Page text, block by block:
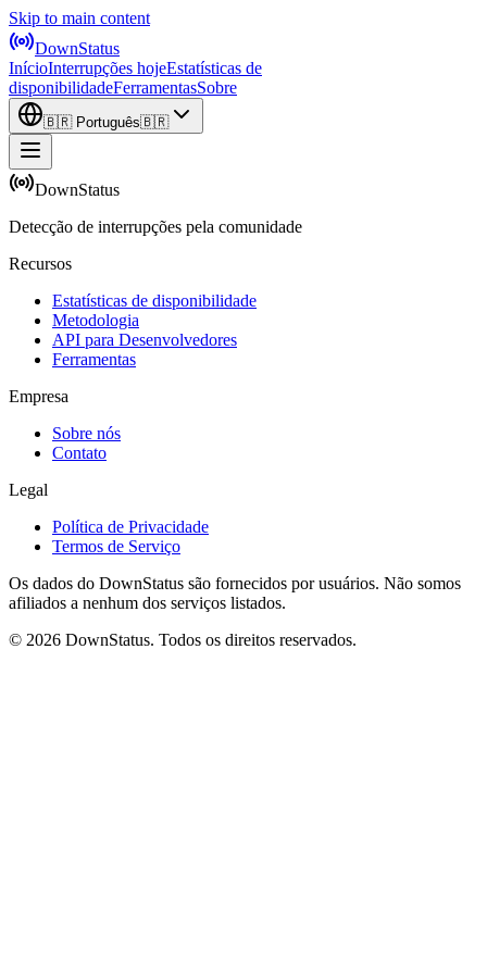
Skip to main content
DownStatus
InícioInterrupções hojeEstatísticas de
disponibilidadeFerramentasSobre
🇧🇷 Português🇧🇷
DownStatus
Detecção de interrupções pela comunidade
Recursos
Estatísticas de disponibilidade
Metodologia
API para Desenvolvedores
Ferramentas
Empresa
Sobre nós
Contato
Legal
Política de Privacidade
Termos de Serviço
Os dados do DownStatus são fornecidos por usuários. Não somos
afiliados a nenhum dos serviços listados.
© 2026 DownStatus. Todos os direitos reservados.